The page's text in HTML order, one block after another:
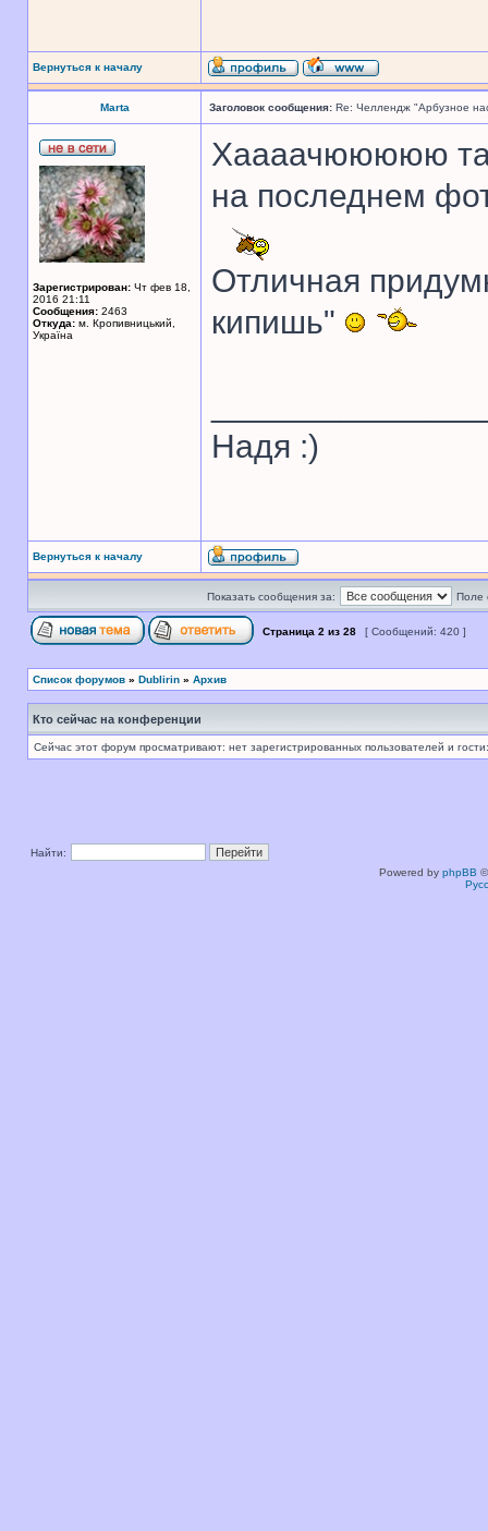
Вернуться к началу
Marta Заголовок сообщения: Re: Челлендж "Арбузное
Зарегистрирован: Чт фев 18,
2016 21:11
Сообщения: 2463
Откуда: м. Кропивницький,
Україна
Хаааачююююю
на последнем
Отличная
кипишь"
Надя :)
Вернуться к началу
Показать сообщения за: Поле
Страница 2 из 28 [ Сообщений: 420 ]
Список форумов » Dublirin » Архив
Кто сейчас на конференции
Сейчас этот форум просматривают: нет зарегистрированных пользователей и
Найти:
Powered by phpBB